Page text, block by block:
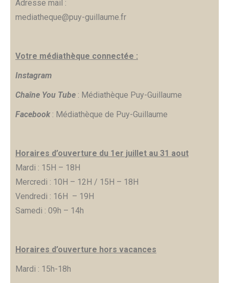
Adresse mail :
mediatheque@puy-guillaume.fr
Votre médiathèque connectée :
Instagram
Chaîne You Tube : Médiathèque Puy-Guillaume
Facebook: Médiathèque de Puy-Guillaume
Horaires d’ouverture du 1er juillet au 31 aout
Mardi : 15H – 18H
Mercredi : 10H – 12H / 15H – 18H
Vendredi : 16H – 19H
Samedi : 09h – 14h
Horaires d’ouverture hors vacances
Mardi : 15h-18h